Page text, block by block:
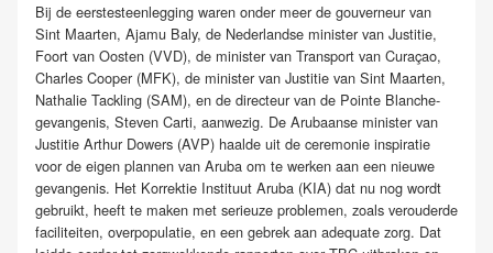
Bij de eerstesteenlegging waren onder meer de gouverneur van
Sint Maarten, Ajamu Baly, de Nederlandse minister van Justitie,
Foort van Oosten (VVD), de minister van Transport van Curaçao,
Charles Cooper (MFK), de minister van Justitie van Sint Maarten,
Nathalie Tackling (SAM), en de directeur van de Pointe Blanche-
gevangenis, Steven Carti, aanwezig. De Arubaanse minister van
Justitie Arthur Dowers (AVP) haalde uit de ceremonie inspiratie
voor de eigen plannen van Aruba om te werken aan een nieuwe
gevangenis. Het Korrektie Instituut Aruba (KIA) dat nu nog wordt
gebruikt, heeft te maken met serieuze problemen, zoals verouderde
faciliteiten, overpopulatie, en een gebrek aan adequate zorg. Dat